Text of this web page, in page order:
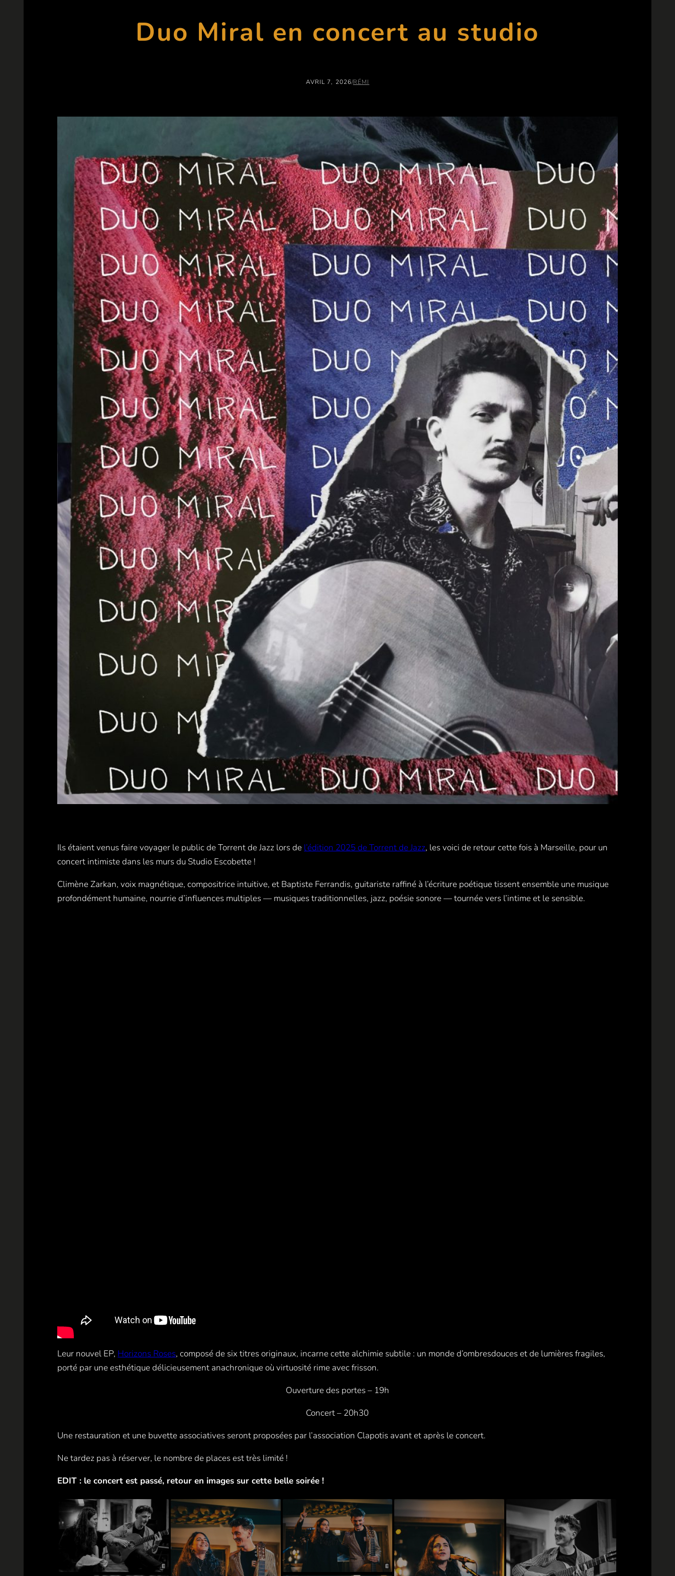
Duo Miral en concert au studio
AVRIL 7, 2026/RÉMI
Ils étaient venus faire voyager le public de Torrent de Jazz lors de l’édition 2025 de Torrent de Jazz, les voici de retour cette fois à Marseille, pour un
concert intimiste dans les murs du Studio Escobette !
Climène Zarkan, voix magnétique, compositrice intuitive, et Baptiste Ferrandis, guitariste raffiné à l’écriture poétique tissent ensemble une musique
profondément humaine, nourrie d’influences multiples — musiques traditionnelles, jazz, poésie sonore — tournée vers l’intime et le sensible.
Leur nouvel EP, Horizons Roses, composé de six titres originaux, incarne cette alchimie subtile : un monde d’ombresdouces et de lumières fragiles,
porté par une esthétique délicieusement anachronique où virtuosité rime avec frisson.
Ouverture des portes – 19h
Concert – 20h30
Une restauration et une buvette associatives seront proposées par l’association Clapotis avant et après le concert.
Ne tardez pas à réserver, le nombre de places est très limité !
EDIT : le concert est passé, retour en images sur cette belle soirée !